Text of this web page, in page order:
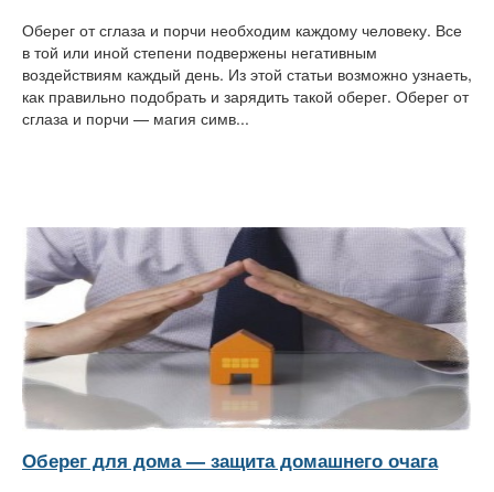
Оберег от сглаза и порчи необходим каждому человеку. Все
в той или иной степени подвержены негативным
воздействиям каждый день. Из этой статьи возможно узнаеть,
как правильно подобрать и зарядить такой оберег. Оберег от
сглаза и порчи — магия симв...
Оберег для дома — защита домашнего очага